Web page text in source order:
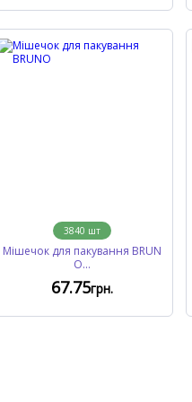
3840 шт
Мішечок для пакування BRUN
O...
67.75грн.